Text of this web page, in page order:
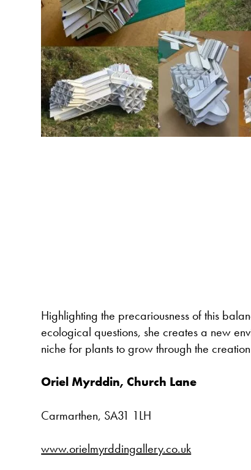
Highlighting the precariousness of this
ecological questions, she creates a new
niche for plants to grow through the
Oriel Myrddin, Church Lane
Carmarthen, SA31 1LH
www.orielmyrddingallery.co.uk